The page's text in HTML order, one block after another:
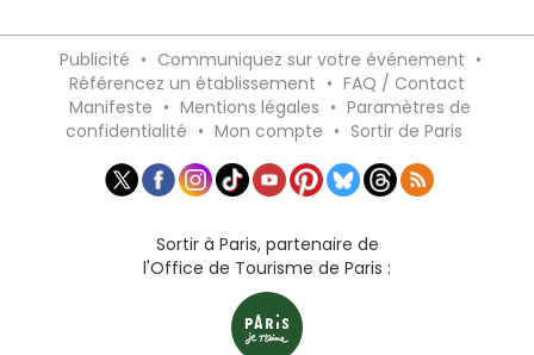
Publicité • Communiquez sur votre événement •
Référencez un établissement • FAQ / Contact
Manifeste • Mentions légales • Paramètres de
confidentialité • Mon compte • Sortir de Paris
Sortir à Paris, partenaire de
l'Office de Tourisme de Paris :